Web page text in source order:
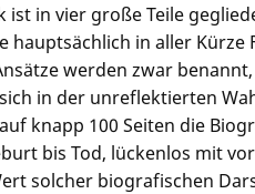
ist in vier große Teile
hauptsächlich in aller
werden zwar
in der unreflektierten
knapp 100 Seiten die
bis Tod, lückenlos mit
solcher biografischen